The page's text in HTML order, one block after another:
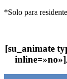
*Solo para
[su_animate
inline=»no»]